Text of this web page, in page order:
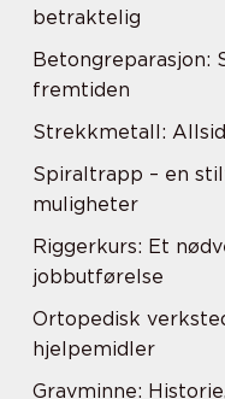
betraktelig
Betongreparasjon:
fremtiden
Strekkmetall:
Spiraltrapp – en
muligheter
Riggerkurs: Et
jobbutførelse
Ortopedisk
hjelpemidler
Gravminne: